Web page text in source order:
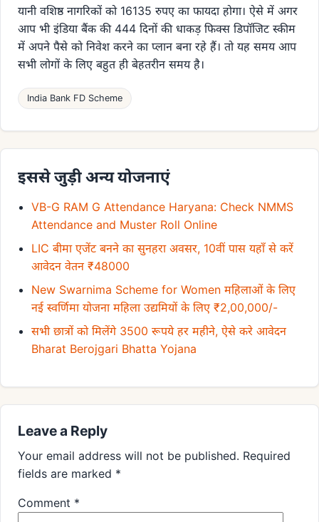
यानी वशिष्ठ नागरिकों को 16135 रुपए का फायदा होगा। ऐसे में अगर
आप भी इंडिया बैंक की 444 दिनों की धाकड़ फिक्स डिपॉजिट स्कीम
में अपने पैसे को निवेश करने का प्लान बना रहे हैं। तो यह समय आप
सभी लोगों के लिए बहुत ही बेहतरीन समय है।
India Bank FD Scheme
इससे जुड़ी अन्य योजनाएं
VB-G RAM G Attendance Haryana: Check NMMS
Attendance and Muster Roll Online
LIC बीमा एजेंट बनने का सुनहरा अवसर, 10वीं पास यहाँ से करें
आवेदन वेतन ₹48000
New Swarnima Scheme for Women महिलाओं के लिए
नई स्वर्णिमा योजना महिला उद्यमियों के लिए ₹2,00,000/-
सभी छात्रों को मिलेंगे 3500 रूपये हर महीने, ऐसे करे आवेदन
Bharat Berojgari Bhatta Yojana
Leave a Reply
Your email address will not be published. Required
fields are marked *
Comment *